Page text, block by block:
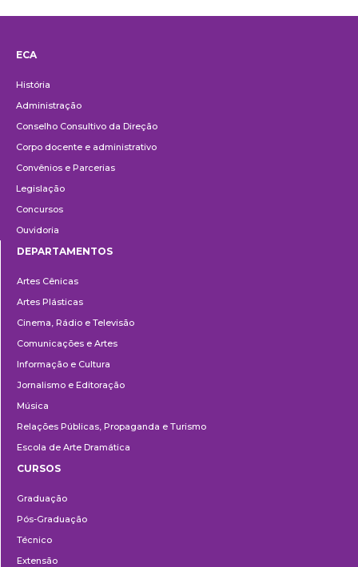
ECA
História
Administração
Conselho Consultivo da Direção
Corpo docente e administrativo
Convênios e Parcerias
Legislação
Concursos
Ouvidoria
DEPARTAMENTOS
Artes Cênicas
Artes Plásticas
Cinema, Rádio e Televisão
Comunicações e Artes
Informação e Cultura
Jornalismo e Editoração
Música
Relações Públicas, Propaganda e Turismo
Escola de Arte Dramática
CURSOS
Graduação
Pós-Graduação
Técnico
Extensão